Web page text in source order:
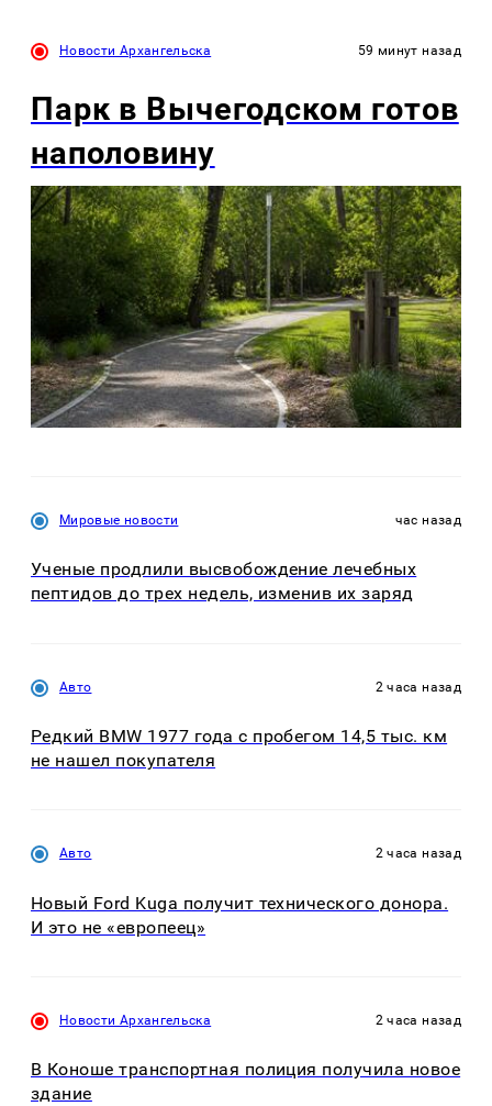
Новости Архангельска 59 минут назад
Парк в Вычегодском готов
наполовину
Мировые новости час назад
Ученые продлили высвобождение лечебных
пептидов до трех недель, изменив их заряд
Авто 2 часа назад
Редкий BMW 1977 года с пробегом 14,5 тыс. км
не нашел покупателя
Авто 2 часа назад
Новый Ford Kuga получит технического донора.
И это не «европеец»
Новости Архангельска 2 часа назад
В Коноше транспортная полиция получила новое
здание